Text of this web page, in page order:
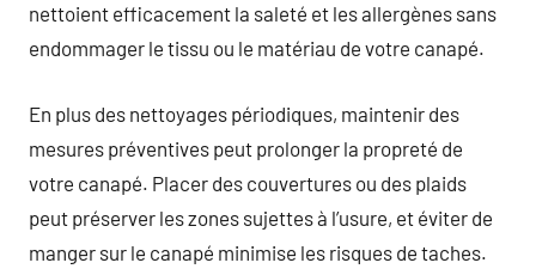
nettoient efficacement la saleté et les allergènes sans
endommager le tissu ou le matériau de votre canapé.
En plus des nettoyages périodiques, maintenir des
mesures préventives peut prolonger la propreté de
votre canapé. Placer des couvertures ou des plaids
peut préserver les zones sujettes à l’usure, et éviter de
manger sur le canapé minimise les risques de taches.